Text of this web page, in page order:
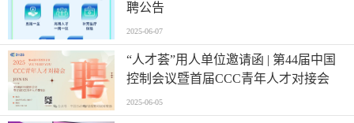
聘公告
2025-06-07
“人才荟”用人单位邀请函 | 第44届中国
控制会议暨首届CCC青年人才对接会
2025-06-05